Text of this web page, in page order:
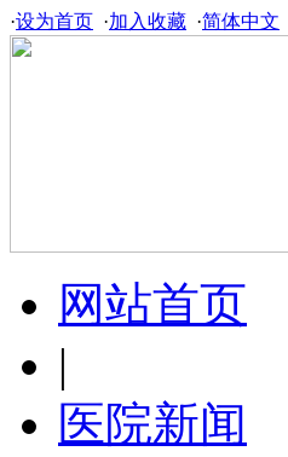
·设为首页 ·加入收藏 ·简体中文
网站首页
|
医院新闻